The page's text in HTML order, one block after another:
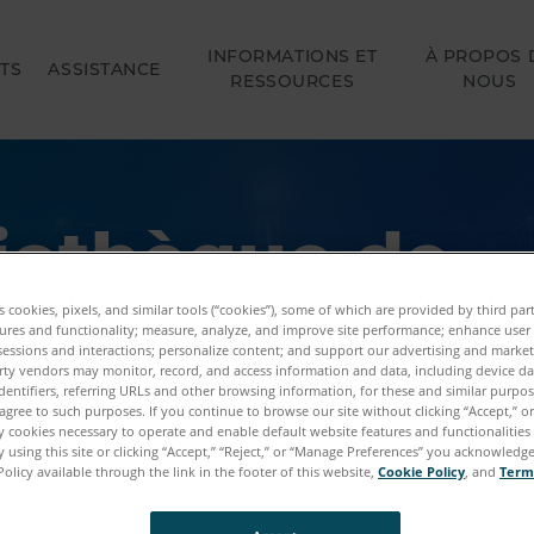
ASSISTANCE
INFORMATIONS ET
RESSOURCES
À PROPOS
NOUS
de
de cas, des vidéos, des articles et d'autres
d'imagerie et de réalisation 3D FARO pour
cookies, pixels, and similar tools (“cookies”), some of which are provided by third
and functionality; measure, analyze, and improve site performance; enhance user
and interactions; personalize content; and support our advertising and
vendors may monitor, record, and access information and data, including device
referring URLs and other browsing information, for these and similar
to such purposes. If you continue to browse our site without clicking “Accept,”
cookies necessary to operate and enable default website features and
using this site or clicking “Accept,” “Reject,” or “Manage Preferences” you
available through the link in the footer of this website, Cookie Policy, and